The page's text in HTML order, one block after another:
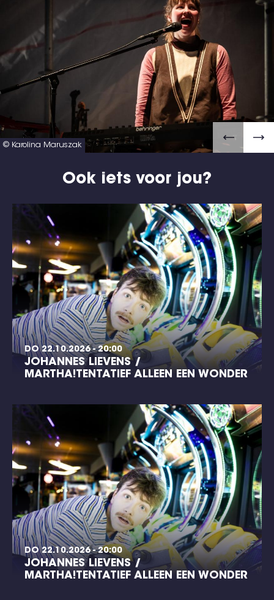
© Karolina Maruszak
Ook iets voor jou?
DO 22.10.2026 - 20:00
JOHANNES LIEVENS /
MARTHA!TENTATIEF ALLEEN EEN WONDER
DO 22.10.2026 - 20:00
JOHANNES LIEVENS /
MARTHA!TENTATIEF ALLEEN EEN WONDER